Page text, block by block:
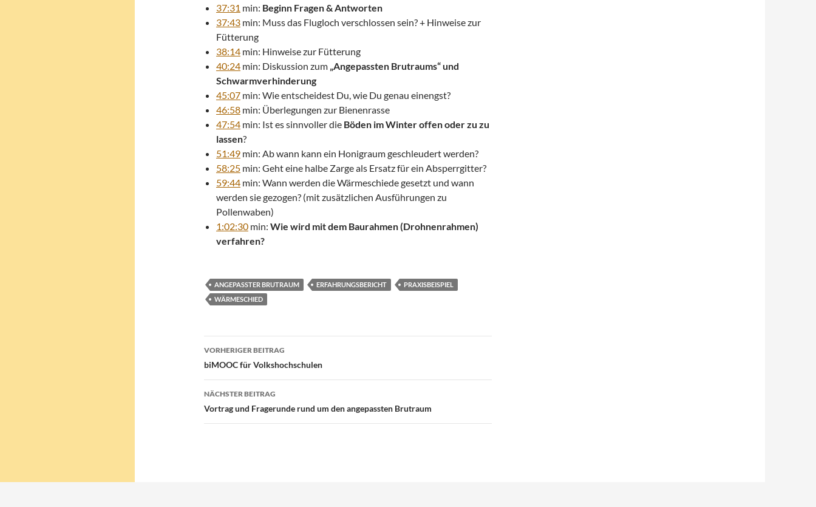
37:31 min: Beginn Fragen & Antworten
37:43 min: Muss das Flugloch verschlossen sein? + Hinweise zur
Fütterung
38:14 min: Hinweise zur Fütterung
40:24 min: Diskussion zum „Angepassten Brutraums“ und
Schwarmverhinderung
45:07 min: Wie entscheidest Du, wie Du genau einengst?
46:58 min: Überlegungen zur Bienenrasse
47:54 min: Ist es sinnvoller die Böden im Winter offen oder zu zu
lassen?
51:49 min: Ab wann kann ein Honigraum geschleudert werden?
58:25 min: Geht eine halbe Zarge als Ersatz für ein Absperrgitter?
59:44 min: Wann werden die Wärmeschiede gesetzt und wann
werden sie gezogen? (mit zusätzlichen Ausführungen zu
Pollenwaben)
1:02:30 min: Wie wird mit dem Baurahmen (Drohnenrahmen)
verfahren?
ANGEPASSTER BRUTRAUM ERFAHRUNGSBERICHT
PRAXISBEISPIEL
WÄRMESCHIED
Beitragsnavigation
VORHERIGER BEITRAG
biMOOC für Volkshochschulen
NÄCHSTER BEITRAG
Vortrag und Fragerunde rund um den angepassten Brutraum